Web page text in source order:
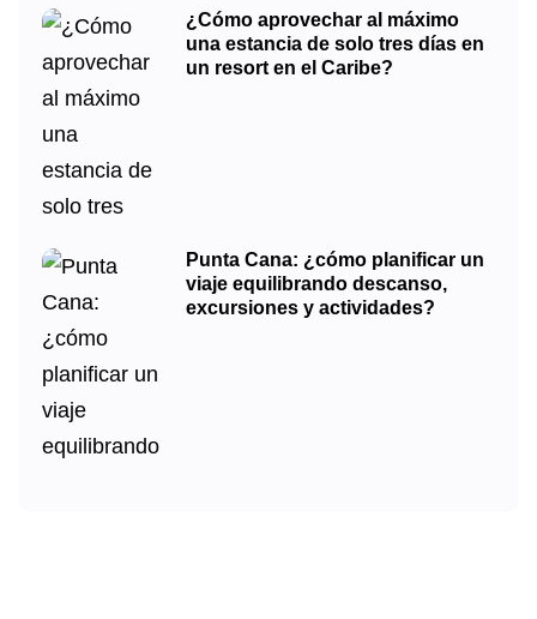
¿Cómo aprovechar al máximo
una estancia de solo tres días en
un resort en el Caribe?
Punta Cana: ¿cómo planificar un
viaje equilibrando descanso,
excursiones y actividades?